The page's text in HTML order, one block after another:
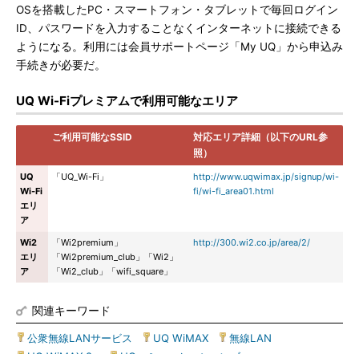
OSを搭載したPC・スマートフォン・タブレットで毎回ログイン
ID、パスワードを入力することなくインターネットに接続できる
ようになる。利用には会員サポートページ「My UQ」から申込み
手続きが必要だ。
UQ Wi-Fiプレミアムで利用可能なエリア
ご利用可能なSSID
対応エリア詳細（以下のURL参
照）
UQ
Wi-Fi
エリ
ア
「UQ_Wi-Fi」
http://www.uqwimax.jp/signup/wi-
fi/wi-fi_area01.html
Wi2
エリ
ア
「Wi2premium」
「Wi2premium_club」「Wi2」
「Wi2_club」「wifi_square」
http://300.wi2.co.jp/area/2/
関連キーワード
公衆無線LANサービス UQ WiMAX 無線LAN